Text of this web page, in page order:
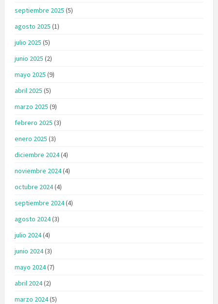
septiembre 2025 (5)
agosto 2025 (1)
julio 2025 (5)
junio 2025 (2)
mayo 2025 (9)
abril 2025 (5)
marzo 2025 (9)
febrero 2025 (3)
enero 2025 (3)
diciembre 2024(4)
noviembre 2024(4)
octubre 2024(4)
septiembre 2024(4)
agosto 2024(3)
julio 2024(4)
junio 2024(3)
mayo 2024(7)
abril 2024(2)
marzo 2024(5)